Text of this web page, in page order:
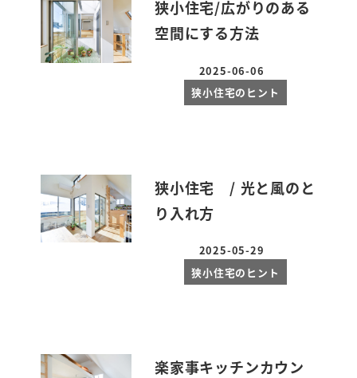
狭小住宅/広がりのある
空間にする方法
投稿日
2025-06-06
狭小住宅のヒント
狭小住宅 / 光と風のと
り入れ方
投稿日
2025-05-29
狭小住宅のヒント
楽家事キッチンカウン